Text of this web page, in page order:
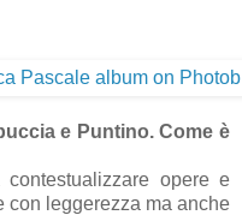
e Puntino. Come è
opere e
con leggerezza ma anche